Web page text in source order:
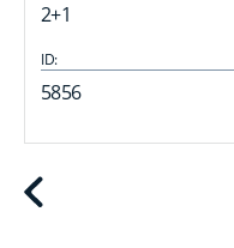
2+1
ID:
5856